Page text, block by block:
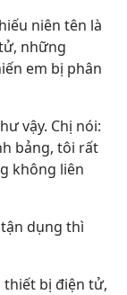
niên tên là
những
em bị phân
vậy. Chị nói:
bảng, tôi rất
không liên
tận dụng thì
thiết bị điện tử,